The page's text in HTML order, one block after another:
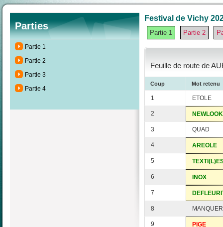
Parties
Partie 1
Partie 2
Partie 3
Partie 4
Festival de Vichy
Partie 1 Partie 2
Feuille de route de
Coup Mot retenu
1 ETOLE
2 NEWLOOK
3 QUAD
4 AREOLE
5
6 INOX
7
8 MANQUER
9 PIGE